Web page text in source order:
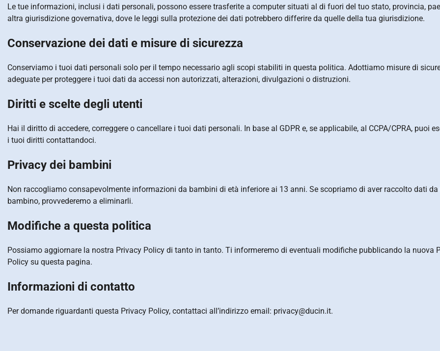
Le tue informazioni, inclusi i dati personali, possono essere trasferite a computer situati al di fuori del tuo stato, provincia,
altra giurisdizione governativa, dove le leggi sulla protezione dei dati potrebbero differire da quelle della tua giurisdizione.
Conservazione dei dati e misure di sicurezza
Conserviamo i tuoi dati personali solo per il tempo necessario agli scopi stabiliti in questa politica. Adottiamo misure di
adeguate per proteggere i tuoi dati da accessi non autorizzati, alterazioni, divulgazioni o distruzioni.
Diritti e scelte degli utenti
Hai il diritto di accedere, correggere o cancellare i tuoi dati personali. In base al GDPR e, se applicabile, al CCPA/CPRA, puoi
i tuoi diritti contattandoci.
Privacy dei bambini
Non raccogliamo consapevolmente informazioni da bambini di età inferiore ai 13 anni. Se scopriamo di aver raccolto dati da
bambino, provvederemo a eliminarli.
Modifiche a questa politica
Possiamo aggiornare la nostra Privacy Policy di tanto in tanto. Ti informeremo di eventuali modifiche pubblicando la nuova
Policy su questa pagina.
Informazioni di contatto
Per domande riguardanti questa Privacy Policy, contattaci all’indirizzo email: privacy@ducin.it.